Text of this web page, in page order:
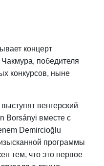
концерт
победителя
конкурсов, ныне
венгерский
Borsányi вместе с
Demircioğlu
программы
тем, что это первое